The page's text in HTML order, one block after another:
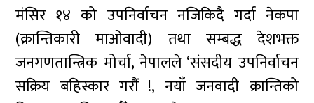
मंसिर १४ को उपनिर्वाचन नजिकिदै गर्दा नेकपा
(क्रान्तिकारी माओवादी) तथा सम्बद्ध देशभक्त
जनगणतान्त्रिक मोर्चा, नेपालले ‘संसदीय उपनिर्वाचन
सक्रिय बहिस्कार गरौं !, नयाँ जनवादी क्रान्तिको